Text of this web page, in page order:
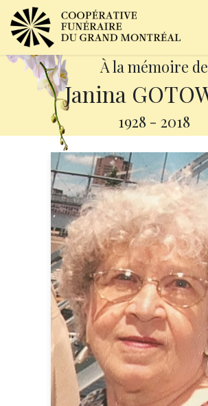
À la mémoire de
Janina
1928 - 2018